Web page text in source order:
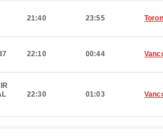
21:40 23:55
22:10 00:44
22:30 01:03